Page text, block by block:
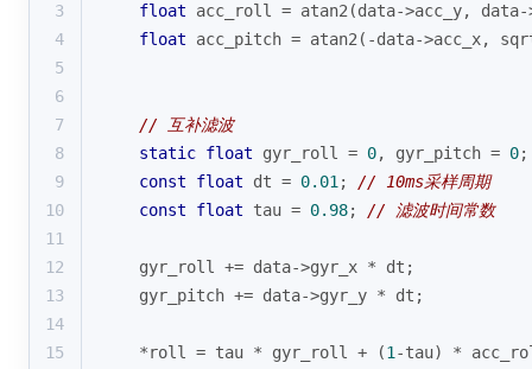
3
float acc_roll = atan2 (data->acc_y, data-
4
float acc_pitch = atan2 (-data->acc_x,
5
6
7
// 互补滤波
8
static float gyr_roll = 0, gyr_pitch = 0;
9
const float dt = 0.01 ; // 10ms采样周期
10
const float tau = 0.98; // 滤波时间常数
11
12
    gyr_roll += data->gyr_x * dt;
13
    gyr_pitch += data->gyr_y * dt;
14
15
    *roll = tau * gyr_roll + (
1 -tau) *